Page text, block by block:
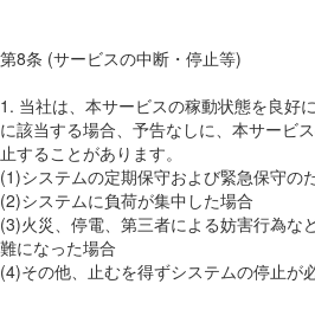
第8条 (サービスの中断・停止等)
1. 当社は、本サービスの稼動状態を良好
に該当する場合、予告なしに、本サービ
止することがあります。
(1)システムの定期保守および緊急保守の
(2)システムに負荷が集中した場合
(3)火災、停電、第三者による妨害行為な
難になった場合
(4)その他、止むを得ずシステムの停止が